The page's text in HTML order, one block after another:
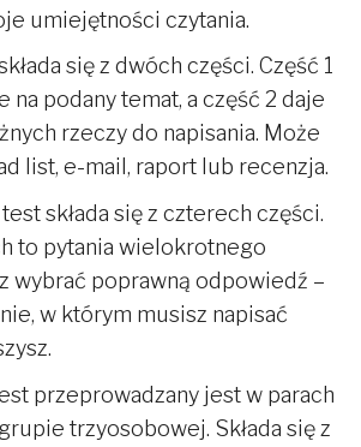
umiejętności czytania.
się z dwóch części. Część 1
na podany temat, a część 2 daje
rzeczy do napisania. Może
list, e-mail, raport lub recenzja.
test składa się z czterech części.
to pytania wielokrotnego
wybrać poprawną odpowiedź –
w którym musisz napisać
przeprowadzany jest w parach
trzyosobowej. Składa się z